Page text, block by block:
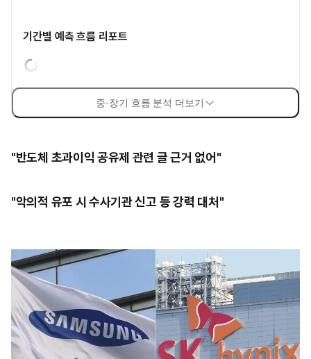
기간별 예측 흐름 리포트
중·장기 흐름 분석 더보기
"반도체 초과이익 공유제 관련 글 근거 없어"
"악의적 유포 시 수사기관 신고 등 강력 대처"